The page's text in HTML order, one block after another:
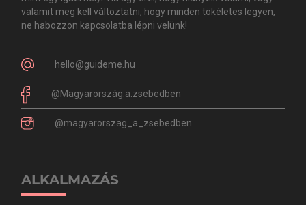
valamit meg kell változtatni, hogy minden tökéletes legyen,
ne habozzon kapcsolatba lépni velünk!
hello@guideme.hu
@Magyarország.a.zsebedben
@magyarorszag_a_zsebedben
ALKALMAZÁS